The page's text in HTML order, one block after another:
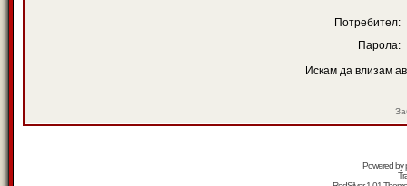
Потребител:
Парола:
Искам да влизам
Powered by